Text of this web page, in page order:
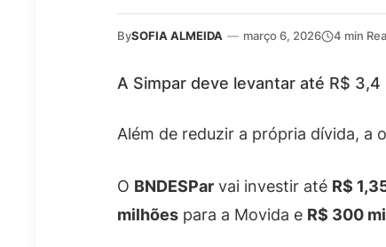
BySOFIA ALMEIDA — março 6, 2026 4 min
A Simpar deve levantar até R$
Além de reduzir a própria dívida, a
O BNDESPar vai investir até R$
milhões para a Movida e R$ 300